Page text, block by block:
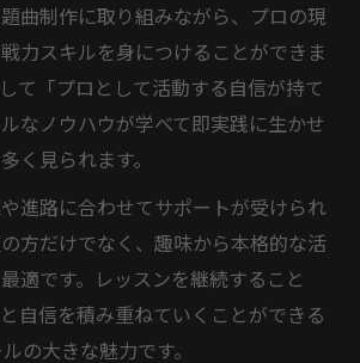
曲制作に取り組みながら、プロの現
力スキルを身につけることができま
て「プロとして活動する自信が持て
なノウハウが学べて即実践に生かせ
く見られます。
進路に合わせてサポートが受けられ
方だけでなく、趣味から本格的な活
適です。レッスンを継続すること
自信を積み重ねていくことができる
の大きな魅力です。